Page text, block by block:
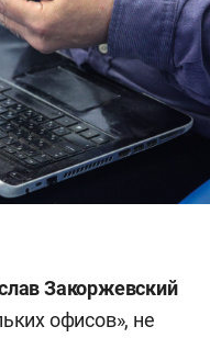
Закоржевский
офисов», не